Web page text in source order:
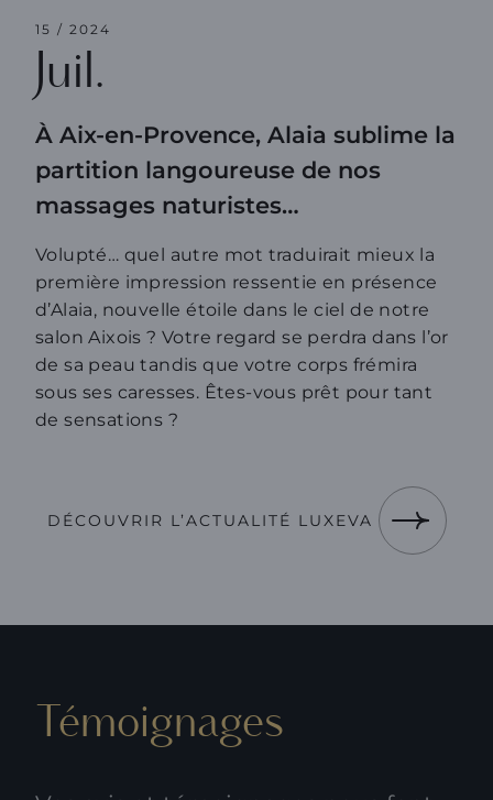
À Aix-en-Provence, Alaia sublime la
partition langoureuse de nos
massages naturistes…
15 / 2024
Juil.
Volupté… quel autre mot traduirait mieux la
première impression ressentie en présence
d’Alaia, nouvelle étoile dans le ciel de notre
salon Aixois ? Votre regard se perdra dans l’or
de sa peau tandis que votre corps frémira
sous ses caresses. Êtes-vous prêt pour tant
de sensations ?
DÉCOUVRIR L’ACTUALITÉ LUXEVA
Témoignages